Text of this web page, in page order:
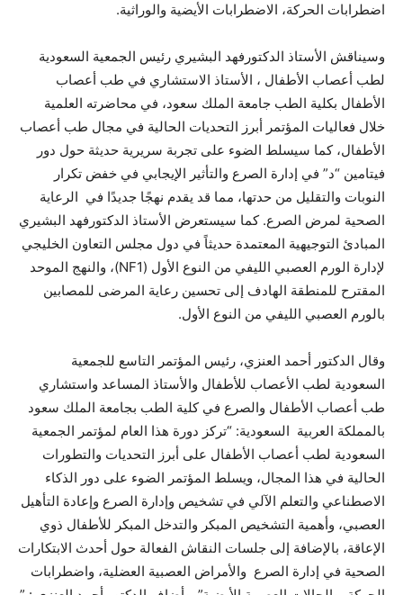
اضطرابات الحركة، الاضطرابات الأيضية والوراثية.
وسيناقش الأستاذ الدكتورفهد البشيري رئيس الجمعية السعودية
لطب أعصاب الأطفال ، الأستاذ الاستشاري في طب أعصاب
الأطفال بكلية الطب جامعة الملك سعود، في محاضرته العلمية
خلال فعاليات المؤتمر أبرز التحديات الحالية في مجال طب أعصاب
الأطفال، كما سيسلط الضوء على تجربة سريرية حديثة حول دور
فيتامين “د” في إدارة الصرع والتأثير الإيجابي في خفض تكرار
النوبات والتقليل من حدتها، مما قد يقدم نهجًا جديدًا في الرعاية
الصحية لمرض الصرع. كما سيستعرض الأستاذ الدكتورفهد البشيري
المبادئ التوجيهية المعتمدة حديثاً في دول مجلس التعاون الخليجي
لإدارة الورم العصبي الليفي من النوع الأول (NF1)، والنهج الموحد
المقترح للمنطقة الهادف إلى تحسين رعاية المرضى للمصابين
بالورم العصبي الليفي من النوع الأول.
وقال الدكتور أحمد العنزي، رئيس المؤتمر التاسع للجمعية
السعودية لطب الأعصاب للأطفال والأستاذ المساعد واستشاري
طب أعصاب الأطفال والصرع في كلية الطب بجامعة الملك سعود
بالمملكة العربية السعودية: “تركز دورة هذا العام لمؤتمر الجمعية
السعودية لطب أعصاب الأطفال على أبرز التحديات والتطورات
الحالية في هذا المجال، ويسلط المؤتمر الضوء على دور الذكاء
الاصطناعي والتعلم الآلي في تشخيص وإدارة الصرع وإعادة التأهيل
العصبي، وأهمية التشخيص المبكر والتدخل المبكر للأطفال ذوي
الإعاقة، بالإضافة إلى جلسات النقاش الفعالة حول أحدث الابتكارات
الصحية في إدارة الصرع والأمراض العصبية العضلية، واضطرابات